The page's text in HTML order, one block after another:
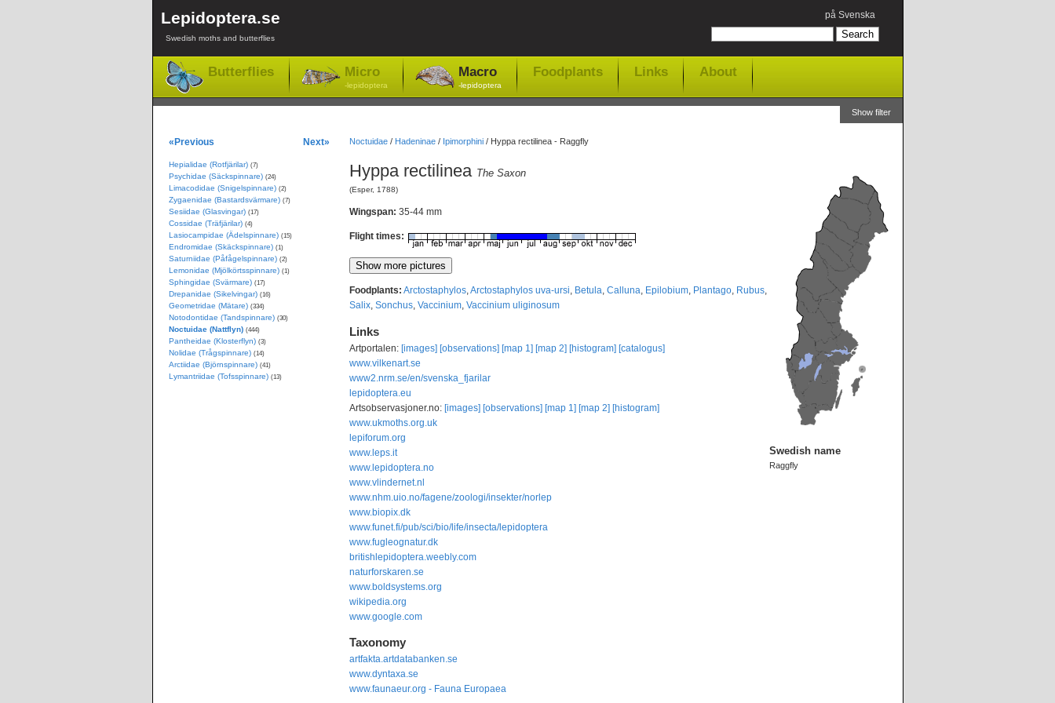
Lepidoptera.se
Swedish moths and butterflies
på Svenska
Butterflies Micro
-lepidoptera
Macro
-lepidoptera
Foodplants Links About
Show filter
Noctuidae/ Hadeninae/ Ipimorphini/ Hyppa rectilinea - Raggfly
Hyppa rectilinea The Saxon
(Esper, 1788)
Wingspan: 35-44 mm
Flight times:
Foodplants: Arctostaphylos,Arctostaphylos uva-ursi, Betula, Calluna, Epilobium, Plantago, Rubus,
Salix, Sonchus, Vaccinium, Vaccinium uliginosum
Links
Artportalen: [images] [observations] [map 1] [map 2] [histogram] [catalogus]
www.vilkenart.se
www2.nrm.se/en/svenska_fjarilar
lepidoptera.eu
Artsobservasjoner.no: [images] [observations] [map 1] [map 2] [histogram]
www.ukmoths.org.uk
lepiforum.org
www.leps.it
www.lepidoptera.no
www.vlindernet.nl
www.nhm.uio.no/fagene/zoologi/insekter/norlep
www.biopix.dk
www.funet.fi/pub/sci/bio/life/insecta/lepidoptera
www.fugleognatur.dk
britishlepidoptera.weebly.com
naturforskaren.se
www.boldsystems.org
wikipedia.org
www.google.com
Taxonomy
artfakta.artdatabanken.se
www.dyntaxa.se
www.faunaeur.org - Fauna Europaea
Swedish name
Raggfly
«Previous Next»
Hepialidae (Rotfjärilar) (7)
Psychidae (Säckspinnare) (24)
Limacodidae (Snigelspinnare) (2)
Zygaenidae (Bastardsvärmare) (7)
Sesiidae (Glasvingar) (17)
Cossidae (Träfjärilar) (4)
Lasiocampidae (Ädelspinnare) (15)
Endromidae (Skäckspinnare) (1)
Saturniidae (Påfågelspinnare) (2)
Lemonidae (Mjölkörtsspinnare) (1)
Sphingidae (Svärmare) (17)
Drepanidae (Sikelvingar) (16)
Geometridae (Mätare) (334)
Notodontidae (Tandspinnare) (30)
Noctuidae (Nattflyn) (444)
Pantheidae (Klosterflyn) (3)
Nolidae (Trågspinnare) (14)
Arctiidae (Björnspinnare) (41)
Lymantriidae (Tofsspinnare) (13)